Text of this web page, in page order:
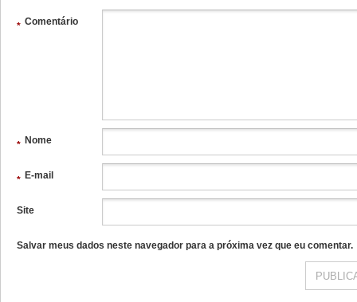
Comentário
*
Nome
*
E-mail
*
Site
Salvar meus dados neste navegador para a próxima vez que eu comentar.